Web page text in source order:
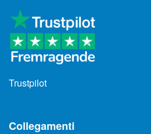
Trustpilot
Collegamenti